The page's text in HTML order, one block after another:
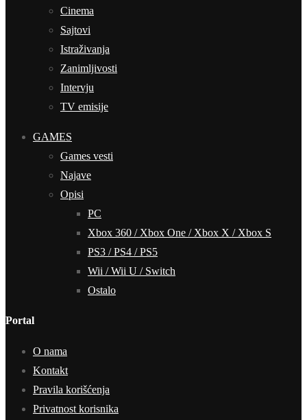
Cinema
Sajtovi
Istraživanja
Zanimljivosti
Intervju
TV emisije
GAMES
Games vesti
Najave
Opisi
PC
Xbox 360 / Xbox One / Xbox X / Xbox S
PS3 / PS4 / PS5
Wii / Wii U / Switch
Ostalo
Portal
O nama
Kontakt
Pravila korišćenja
Privatnost korisnika